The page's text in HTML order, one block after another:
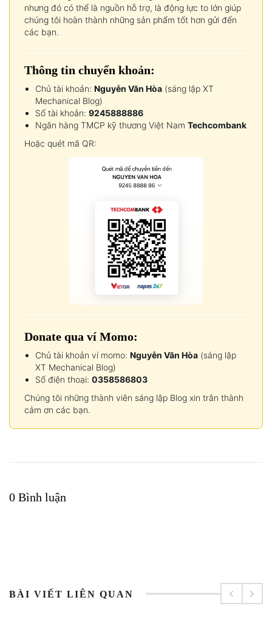
nhưng đó có thể là nguồn hỗ trợ, là động lực to lớn giúp
chúng tôi hoàn thành những sản phẩm tốt hơn gửi đến
các bạn.
Thông tin chuyển khoản:
Chủ tài khoản: Nguyễn Văn Hòa (sáng lập XT
Mechanical Blog)
Số tài khoản: 9245888886
Ngân hàng TMCP kỹ thương Việt Nam Techcombank
Hoặc quét mã QR:
Donate qua ví Momo:
Chủ tài khoản ví momo: Nguyễn Văn Hòa (sáng lập
XT Mechanical Blog)
Số điện thoại: 0358586803
Chúng tôi những thành viên sáng lập Blog xin trân thành
cảm ơn các bạn.
0 Bình luận
BÀI VIẾT LIÊN QUAN